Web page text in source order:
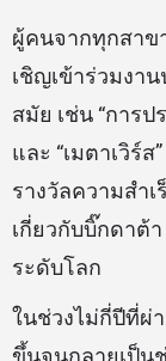
ผู้คนจากทุกสาข
เชิญเข้าร่วมงา
สมัย เช่น “การ
และ “เมตาเวิร์
รางวัลความสำ
เกี่ยวกับบิ๊กดาต้
ระดับโลก
ในช่วงไม่กี่ปีที่ผ่
ขึ้นจนกลายเป็น